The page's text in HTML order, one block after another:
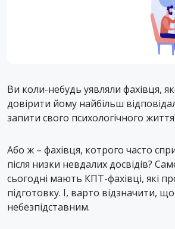
Ви коли-небудь уявляли фахівця,
довірити йому найбільш
запити свого психологічного
Або ж – фахівця, котрого часто
після низки невдалих досвідів?
сьогодні мають КПТ-фахівці, які
підготовку. І, варто відзначити,
небезпідставним.